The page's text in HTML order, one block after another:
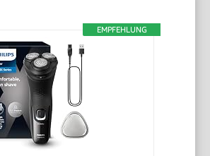
EMPFEHLUNG